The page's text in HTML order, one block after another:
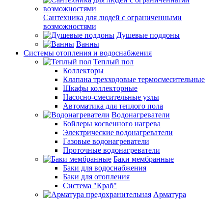
Сантехника для людей с ограниченными
возможностями
Душевые поддоны
Ванны
Системы отопления и водоснабжения
Теплый пол
Коллекторы
Клапана трехходовые термосмесительные
Шкафы коллекторные
Насосно-смесительные узлы
Автоматика для теплого пола
Водонагреватели
Бойлеры косвенного нагрева
Электрические водонагреватели
Газовые водонагреватели
Проточные водонагреватели
Баки мембранные
Баки для водоснабжения
Баки для отопления
Система "Краб"
Арматура